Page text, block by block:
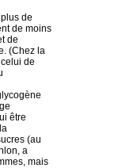
de
de moins
de
(Chez la
de
être
(au
a
mais